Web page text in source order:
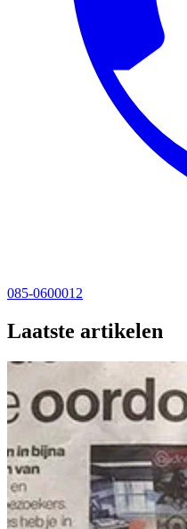
085-0600012
Laatste artikelen